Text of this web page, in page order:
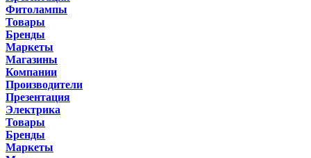
Фитолампы
Товары
Бренды
Маркеты
Магазины
Компании
Производители
Презентация
Электрика
Товары
Бренды
Маркеты